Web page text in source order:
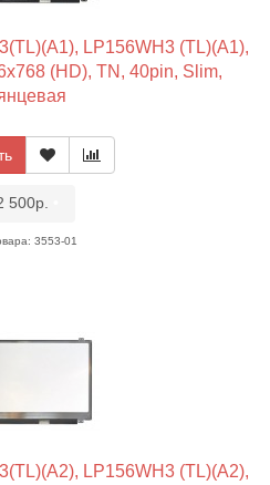
LP156WH3 (TL)(A1),
(HD), TN, 40pin, Slim,
500р.
3553-01
LP156WH3 (TL)(A2),